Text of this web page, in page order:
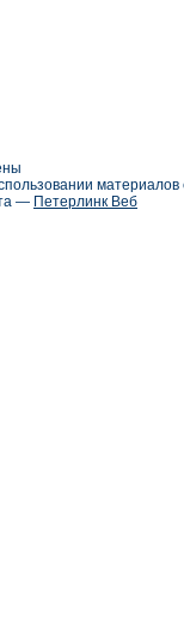
— Петерлинк Веб